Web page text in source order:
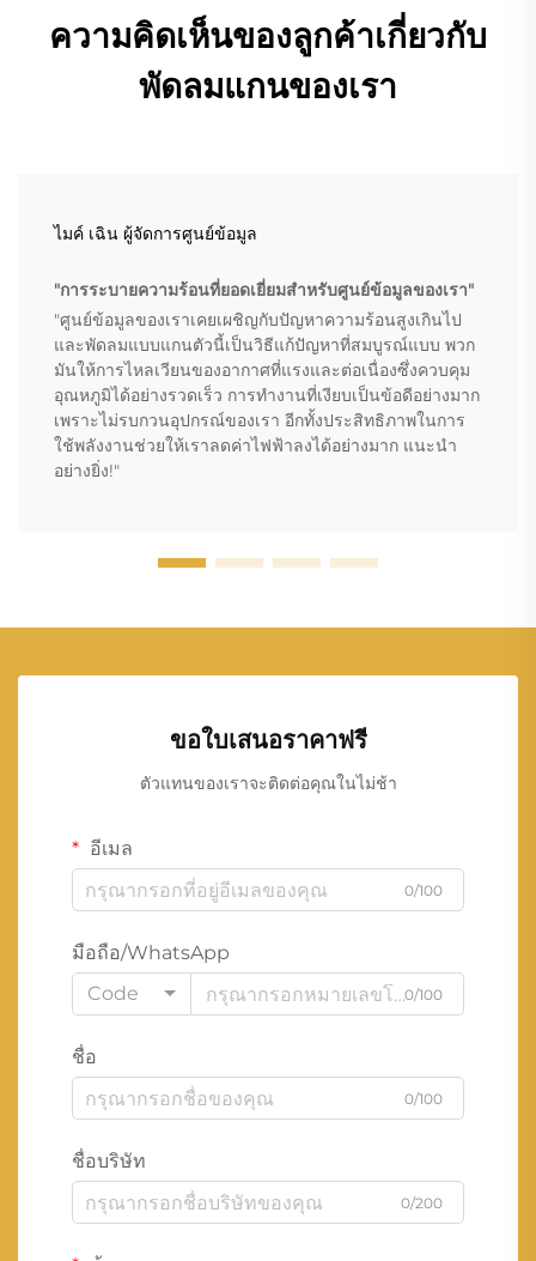
ความคิดเห็นของลูกค้าเกี่ยวกับ
พัดลมแกนของเรา
ไมค์ เฉิน ผู้จัดการศูนย์ข้อมูล
"การระบายความร้อนที่ยอดเยี่ยมสำหรับศูนย์ข้อมูลของเรา"
"ศูนย์ข้อมูลของเราเคยเผชิญกับปัญหาความร้อนสูงเกินไป
และพัดลมแบบแกนตัวนี้เป็นวิธีแก้ปัญหาที่สมบูรณ์แบบ พวก
มันให้การไหลเวียนของอากาศที่แรงและต่อเนื่องซึ่งควบคุม
อุณหภูมิได้อย่างรวดเร็ว การทำงานที่เงียบเป็นข้อดีอย่างมาก
เพราะไม่รบกวนอุปกรณ์ของเรา อีกทั้งประสิทธิภาพในการ
ใช้พลังงานช่วยให้เราลดค่าไฟฟ้าลงได้อย่างมาก แนะนำ
อย่างยิ่ง!"
ขอใบเสนอราคาฟรี
ตัวแทนของเราจะติดต่อคุณในไม่ช้า
อีเมล
0/100
มือถือ/WhatsApp
Code
0/100
ชื่อ
0/100
ชื่อบริษัท
0/200